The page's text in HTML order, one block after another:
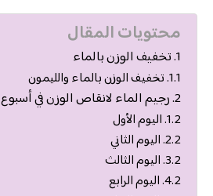
محتويات المقال
تخفيف الوزن بالماء
تخفيف الوزن بالماء والليمون
رجيم الماء لانقاص الوزن في أسبوع
اليوم الأول
اليوم الثاني
اليوم الثالث
اليوم الرابع